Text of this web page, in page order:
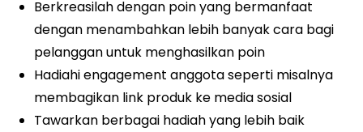
Berkreasilah dengan poin yang bermanfaat
dengan menambahkan lebih banyak cara bagi
pelanggan untuk menghasilkan poin
Hadiahi engagement anggota seperti misalnya
membagikan link produk ke media sosial
Tawarkan berbagai hadiah yang lebih baik